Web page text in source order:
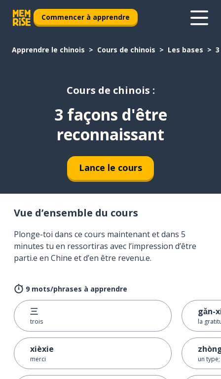
Commencer à apprendre
Apprendre le chinois Cours de chinois Les bases
Cours de chinois :
3 façons d'être
reconnaissant
Lance le cours
Vue d’ensemble du cours
Plonge-toi dans ce cours maintenant et dans 5
minutes tu en ressortiras avec l’impression d’être
parti.e en Chine et d’en être revenu.e.
9 mots/phrases à apprendre
三
trois
xièxie
merci
gǎn-
la
un type;